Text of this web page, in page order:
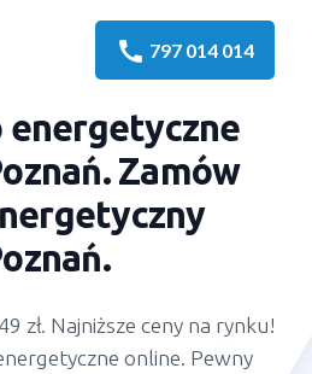
call 797 014 014
energetyczne
Zamów
zł. Najniższe ceny na rynku!
online. Pewny